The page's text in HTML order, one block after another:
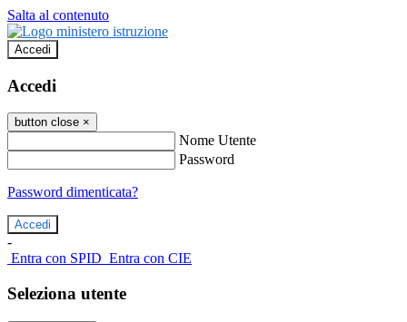
Salta al contenuto
Accedi
Accedi
button close ×
Nome Utente
Password
Password dimenticata?
-
Entra con SPID Entra con CIE
Seleziona utente